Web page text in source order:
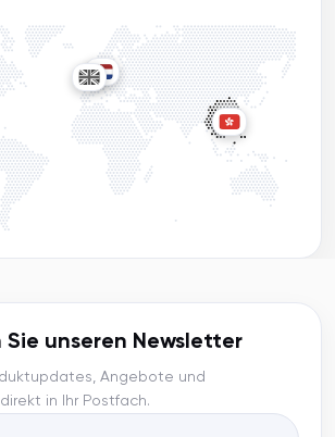
Sie unseren Newsletter
Angebote und
in Ihr Postfach.